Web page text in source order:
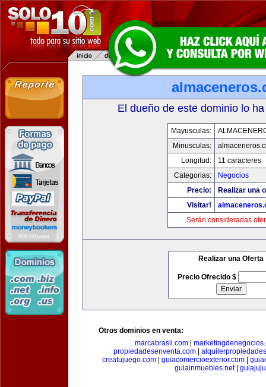
El dueño de este dominio lo
Mayusculas:
Minusculas:
Longitud:
11 caracteres
Categorias:
Negocios
Precio:
Realizar una
Visitar!
Serán consideradas
Realizar una Oferta
Precio Ofrecido $
Otros dominios en venta:
marcabrasil.com
propiedadesenventa.com
creatujuego.com| guiacomercioexterior.com|
guiainmuebles.net|